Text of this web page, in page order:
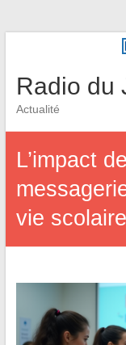
Radio du
Actualité
L’impact
vie scolaire